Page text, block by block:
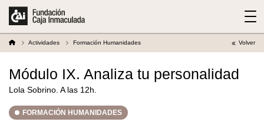
Actividades Formación Humanidades Volver
Módulo IX. Analiza tu personalidad
Lola Sobrino. A las 12h.
FORMACIÓN HUMANIDADES